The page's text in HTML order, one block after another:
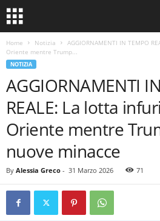
Home Notizia
AGGIORNAMENTI IN TEMPO
Oriente mentre Trump...
NOTIZIA
AGGIORNAMENTI
REALE: La lotta
Oriente mentre
nuove minacce
By Alessia Greco - 31 Marzo 2026 71